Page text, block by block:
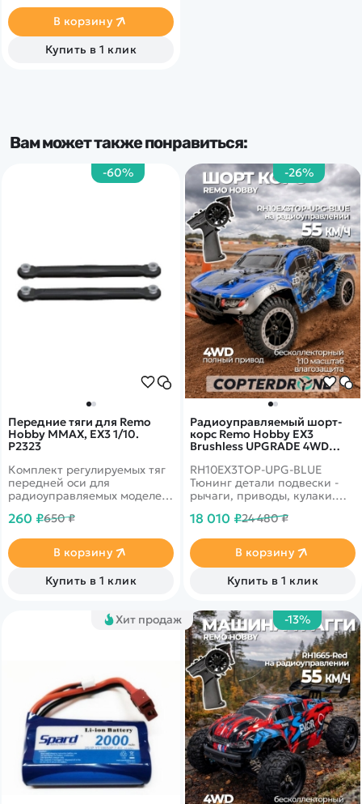
сложенном виде составляют
всего 8 х 12,5 х 5,5 см. Он
легко помещается в
небольшой руке.
В корзину
Купить в 1 клик
Вам может также понравиться:
-26%
Радиоуправляемый шорт-
корс Remo Hobby EX3
Brushless UPGRADE 4WD
UPG-BLUE
RH10EX3TOP-UPG-BLUE
Тюнинг детали подвески -
рычаги, приводы, кулаки.
бесколлекторныйц
аккумулятор LiPo 3300 mah
18 010 ₽24 480 ₽
В корзину
Купить в 1 клик
-60%
Передние тяги для Remo
Hobby MMAX, EX3 1/10.
P2323
Комплект регулируемых тяг
передней оси для
радиоуправляемых моделей
масштаба 1/10
260 ₽650 ₽
В корзину
Купить в 1 клик
Хит продаж -13%